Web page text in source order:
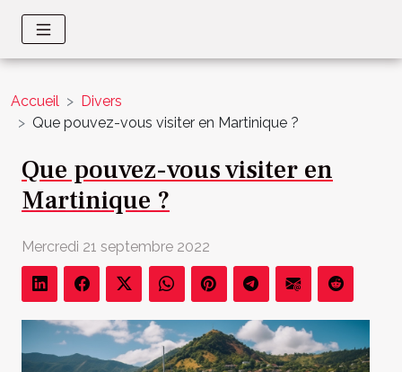
Accueil
Divers
Que pouvez-vous visiter en Martinique ?
Que pouvez-vous visiter en
Martinique ?
Mercredi 21 septembre 2022